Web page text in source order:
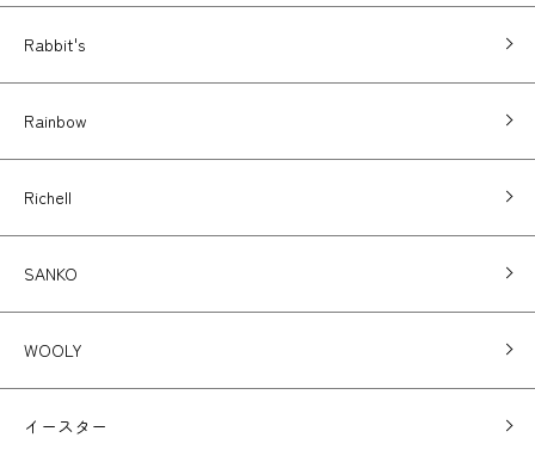
Rabbit's
Rainbow
Richell
SANKO
WOOLY
イースター